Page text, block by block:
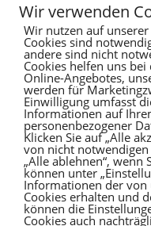
Recent
Es sind keine
Wir verwenden
Wir nutzen auf unserer
Cookies sind
andere sind nicht
Cookies helfen uns
Online-Angebotes,
werden für
Einwilligung umfasst
Informationen auf
personenbezogener
Klicken Sie auf „Alle
von nicht
„Alle ablehnen“, wenn
können unter
Informationen der von
Cookies erhalten und
können die
Cookies auch